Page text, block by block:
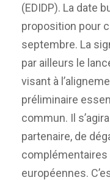
(EDIDP). La date
proposition pour
septembre. La
par ailleurs le
visant à
préliminaire
commun. Il
partenaire, de
européennes.